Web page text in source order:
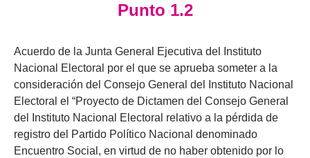
Punto 1.2
Acuerdo de la Junta General Ejecutiva del Instituto
Nacional Electoral por el que se aprueba someter a la
consideración del Consejo General del Instituto Nacional
Electoral el “Proyecto de Dictamen del Consejo General
del Instituto Nacional Electoral relativo a la pérdida de
registro del Partido Político Nacional denominado
Encuentro Social, en virtud de no haber obtenido por lo